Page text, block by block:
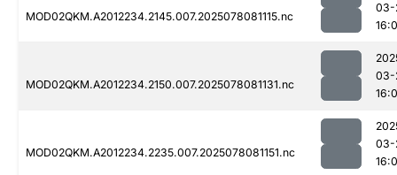
MOD02QKM.A2012234.2145.007.2025078081115.nc
03-
MOD02QKM.A2012234.2150.007.2025078081131.nc
03-
MOD02QKM.A2012234.2235.007.2025078081151.nc
03-